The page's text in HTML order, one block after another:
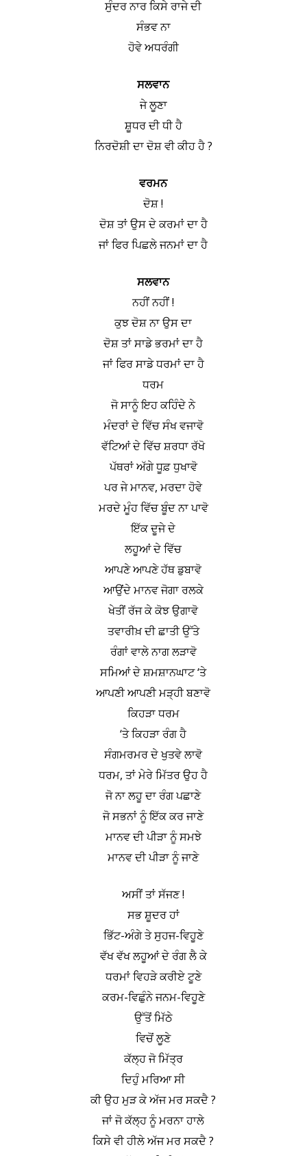
ਸੁੰਦਰ ਨਾਰ ਕਿਸੇ ਰਾਜੇ ਦੀ
ਸੰਭਵ ਨਾ
ਹੋਵੇ ਅਧਰੰਗੀ
ਸਲਵਾਨ
ਜੇ ਲੂਣਾ
ਸ਼ੂਧਰ ਦੀ ਧੀ ਹੈ
ਨਿਰਦੋਸ਼ੀ ਦਾ ਦੋਸ਼ ਵੀ ਕੀਹ ਹੈ ?
ਵਰਮਨ
ਦੋਸ਼ !
ਦੋਸ਼ ਤਾਂ ਉਸ ਦੇ ਕਰਮਾਂ ਦਾ ਹੈ
ਜਾਂ ਫਿਰ ਪਿਛਲੇ ਜਨਮਾਂ ਦਾ ਹੈ
ਸਲਵਾਨ
ਨਹੀਂ ਨਹੀਂ !
ਕੁਝ ਦੋਸ਼ ਨਾ ਉਸ ਦਾ
ਦੋਸ਼ ਤਾਂ ਸਾਡੇ ਭਰਮਾਂ ਦਾ ਹੈ
ਜਾਂ ਫਿਰ ਸਾਡੇ ਧਰਮਾਂ ਦਾ ਹੈ
ਧਰਮ
ਜੋ ਸਾਨੂੰ ਇਹ ਕਹਿੰਦੇ ਨੇ
ਮੰਦਰਾਂ ਦੇ ਵਿੱਚ ਸੰਖ ਵਜਾਵੋ
ਵੱਟਿਆਂ ਦੇ ਵਿੱਚ ਸ਼ਰਧਾ ਰੱਖੋ
ਪੱਥਰਾਂ ਅੱਗੇ ਧੂਫ਼ ਧੁਖਾਵੋ
ਪਰ ਜੇ ਮਾਨਵ, ਮਰਦਾ ਹੋਵੇ
ਮਰਦੇ ਮੂੰਹ ਵਿੱਚ ਬੂੰਦ ਨਾ ਪਾਵੋ
ਇੱਕ ਦੂਜੇ ਦੇ
ਲਹੂਆਂ ਦੇ ਵਿੱਚ
ਆਪਣੇ ਆਪਣੇ ਹੱਥ ਡੁਬਾਵੋ
ਆਉਂਦੇ ਮਾਨਵ ਜੋਗਾ ਰਲਕੇ
ਖੇਤੀਂ ਰੱਜ ਕੇ ਕੋਝ ਉਗਾਵੋ
ਤਵਾਰੀਖ਼ ਦੀ ਛਾਤੀ ਉੱਤੇ
ਰੰਗਾਂ ਵਾਲੇ ਨਾਗ ਲੜਾਵੋ
ਸਮਿਆਂ ਦੇ ਸ਼ਮਸ਼ਾਨਘਾਟ ‘ਤੇ
ਆਪਣੀ ਆਪਣੀ ਮੜ੍ਹੀ ਬਣਾਵੋ
ਕਿਹੜਾ ਧਰਮ
‘ਤੇ ਕਿਹੜਾ ਰੰਗ ਹੈ
ਸੰਗਮਰਮਰ ਦੇ ਖੁਤਵੇ ਲਾਵੋ
ਧਰਮ, ਤਾਂ ਮੇਰੇ ਮਿੱਤਰ ਉਹ ਹੈ
ਜੋ ਨਾ ਲਹੂ ਦਾ ਰੰਗ ਪਛਾਣੇ
ਜੋ ਸਭਨਾਂ ਨੂੰ ਇੱਕ ਕਰ ਜਾਣੇ
ਮਾਨਵ ਦੀ ਪੀੜਾ ਨੂੰ ਸਮਝੇ
ਮਾਨਵ ਦੀ ਪੀੜਾ ਨੂੰ ਜਾਣੇ
ਅਸੀਂ ਤਾਂ ਸੱਜਣ !
ਸਭ ਸ਼ੂਦਰ ਹਾਂ
ਭਿੱਟ-ਅੰਗੇ ਤੇ ਸੁਹਜ-ਵਿਹੂਣੇ
ਵੱਖ ਵੱਖ ਲਹੂਆਂ ਦੇ ਰੰਗ ਲੈ ਕੇ
ਧਰਮਾਂ ਵਿਹੜੇ ਕਰੀਏ ਟੂਣੇ
ਕਰਮ-ਵਿਛੁੰਨੇ ਜਨਮ-ਵਿਹੂਣੇ
ਉੱਤੋਂ ਮਿੱਠੇ
ਵਿਚੋਂ ਲੂਣੇ
ਕੱਲ੍ਹ ਜੋ ਮਿੱਤ੍ਰ
ਦਿਹੁੰ ਮਰਿਆ ਸੀ
ਕੀ ਉਹ ਮੁੜ ਕੇ ਅੱਜ ਮਰ ਸਕਦੈ ?
ਜਾਂ ਜੋ ਕੱਲ੍ਹ ਨੂੰ ਮਰਨਾ ਹਾਲੇ
ਕਿਸੇ ਵੀ ਹੀਲੇ ਅੱਜ ਮਰ ਸਕਦੈ ?